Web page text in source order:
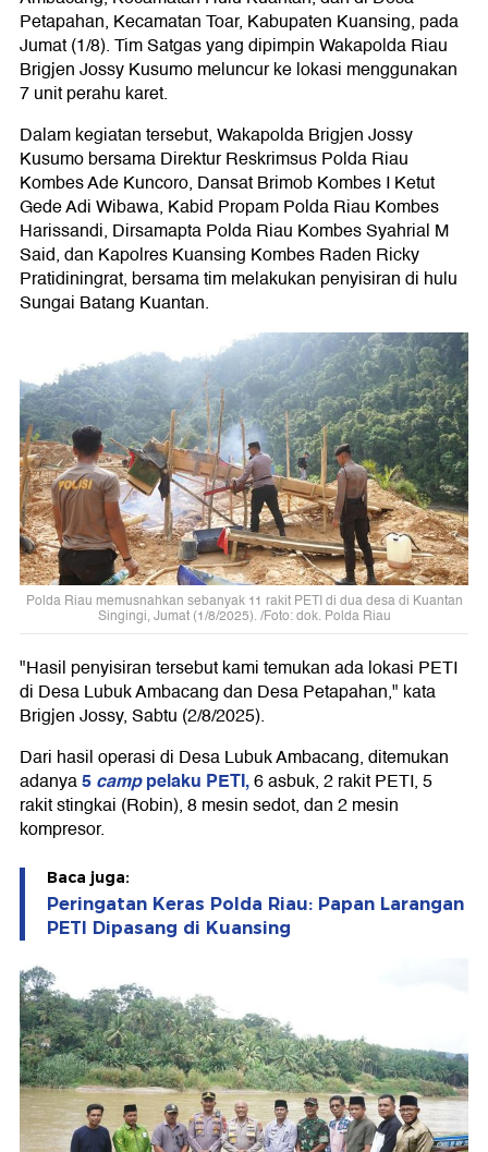
Petapahan, Kecamatan Toar, Kabupaten Kuansing, pada
Jumat (1/8). Tim Satgas yang dipimpin Wakapolda Riau
Brigjen Jossy Kusumo meluncur ke lokasi menggunakan
7 unit perahu karet.
Dalam kegiatan tersebut, Wakapolda Brigjen Jossy
Kusumo bersama Direktur Reskrimsus Polda Riau
Kombes Ade Kuncoro, Dansat Brimob Kombes I Ketut
Gede Adi Wibawa, Kabid Propam Polda Riau Kombes
Harissandi, Dirsamapta Polda Riau Kombes Syahrial M
Said, dan Kapolres Kuansing Kombes Raden Ricky
Pratidiningrat, bersama tim melakukan penyisiran di hulu
Sungai Batang Kuantan.
Polda Riau memusnahkan sebanyak 11 rakit PETI di dua desa di Kuantan
Singingi, Jumat (1/8/2025). /Foto: dok. Polda Riau
"Hasil penyisiran tersebut kami temukan ada lokasi PETI
di Desa Lubuk Ambacang dan Desa Petapahan," kata
Brigjen Jossy, Sabtu (2/8/2025).
Dari hasil operasi di Desa Lubuk Ambacang, ditemukan
adanya5camppelaku PETI,6 asbuk, 2 rakit PETI, 5
rakit stingkai (Robin), 8 mesin sedot, dan 2 mesin
kompresor.
Baca juga:
Peringatan Keras Polda Riau: Papan Larangan
PETI Dipasang di Kuansing